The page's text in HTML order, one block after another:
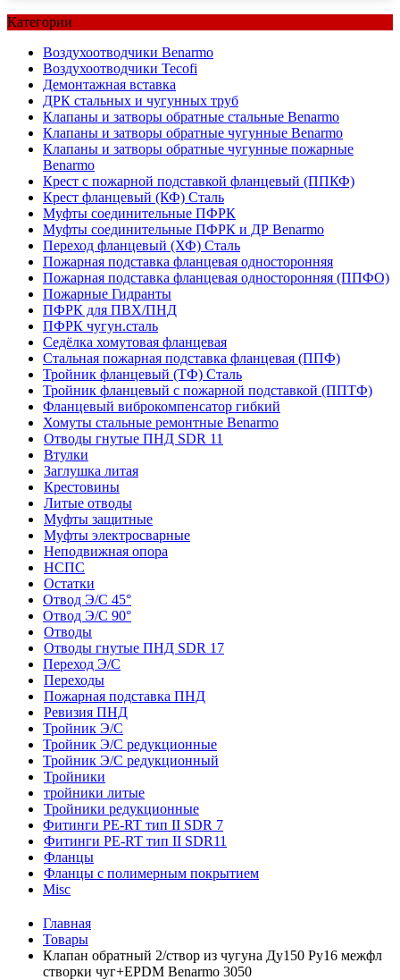
Категории
Воздухоотводчики Benarmo
Воздухоотводчики Tecofi
Демонтажная вставка
ДРК стальных и чугунных труб
Клапаны и затворы обратные стальные Benarmo
Клапаны и затворы обратные чугунные Benarmo
Клапаны и затворы обратные чугунные пожарные
Benarmo
Крест с пожарной подставкой фланцевый (ППКФ)
Крест фланцевый (КФ) Сталь
Муфты соединительные ПФРК
Муфты соединительные ПФРК и ДР Benarmo
Переход фланцевый (ХФ) Сталь
Пожарная подставка фланцевая односторонняя
Пожарная подставка фланцевая односторонняя (ППФО)
Пожарные Гидранты
ПФРК для ПВХ/ПНД
ПФРК чугун.сталь
Седёлка хомутовая фланцевая
Стальная пожарная подставка фланцевая (ППФ)
Тройник фланцевый (ТФ) Сталь
Тройник фланцевый с пожарной подставкой (ППТФ)
Фланцевый виброкомпенсатор гибкий
Хомуты стальные ремонтные Benarmo
Отводы гнутые ПНД SDR 11
Втулки
Заглушка литая
Крестовины
Литые отводы
Муфты защитные
Муфты электросварные
Неподвижная опора
НСПС
Остатки
Отвод Э/С 45°
Отвод Э/С 90°
Отводы
Отводы гнутые ПНД SDR 17
Переход Э/С
Переходы
Пожарная подставка ПНД
Ревизия ПНД
Тройник Э/С
Тройник Э/С редукционные
Тройник Э/С редукционный
Тройники
тройники литые
Тройники редукционные
Фитинги PE-RT тип II SDR 7
Фитинги PE-RT тип II SDR11
Фланцы
Фланцы с полимерным покрытием
Misc
Главная
Товары
Клапан обратный 2/створ из чугуна Ду150 Ру16 межфл
створки чуг+EPDM Benarmo 3050